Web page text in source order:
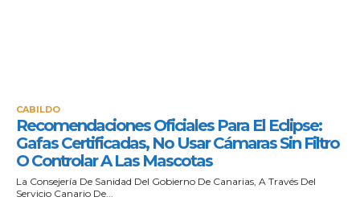
CABILDO
Recomendaciones Oficiales Para El Eclipse:
Gafas Certificadas, No Usar Cámaras Sin Filtro
O Controlar A Las Mascotas
La Consejería De Sanidad Del Gobierno De Canarias, A Través Del
Servicio Canario De...